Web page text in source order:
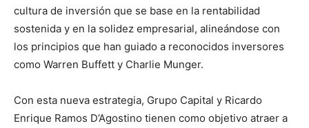
cultura de inversión que se base en la rentabilidad
sostenida y en la solidez empresarial, alineándose con
los principios que han guiado a reconocidos inversores
como Warren Buffett y Charlie Munger.
Con esta nueva estrategia, Grupo Capital y Ricardo
Enrique Ramos D’Agostino tienen como objetivo atraer a